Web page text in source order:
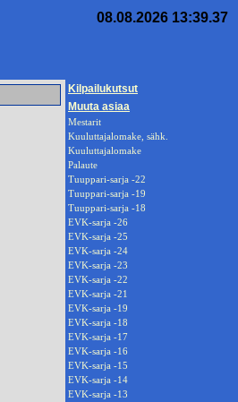
08.08.2026 13:39.37
Kilpailukutsut
Muuta asiaa
Mestarit
Kuuluttajalomake, sähk.
Kuuluttajalomake
Palaute
Tuuppari-sarja -22
Tuuppari-sarja -19
Tuuppari-sarja -18
EVK-sarja -26
EVK-sarja -25
EVK-sarja -24
EVK-sarja -23
EVK-sarja -22
EVK-sarja -21
EVK-sarja -19
EVK-sarja -18
EVK-sarja -17
EVK-sarja -16
EVK-sarja -15
EVK-sarja -14
EVK-sarja -13